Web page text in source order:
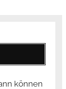
können